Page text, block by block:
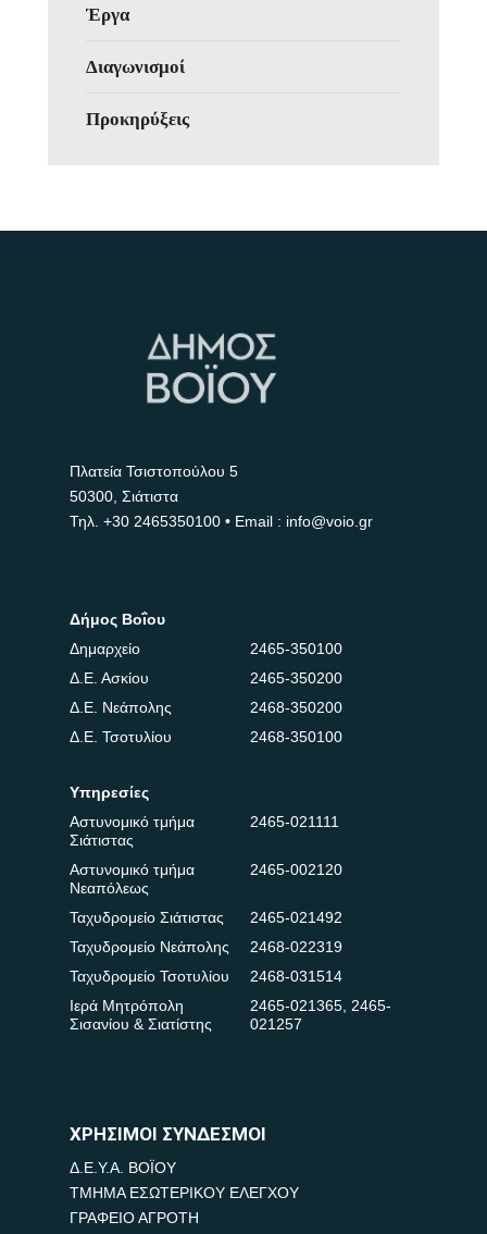
Έργα
Διαγωνισμοί
Προκηρύξεις
Πλατεία Τσιστοπούλου 5
50300, Σιάτιστα
Τηλ. +30 2465350100 • Email : info@voio.gr
Δήμος Βοΐου
Δημαρχείο
2465-350100
Δ.Ε. Ασκίου
2465-350200
Δ.Ε. Νεάπολης
2468-350200
Δ.Ε. Τσοτυλίου
2468-350100
Υπηρεσίες
Αστυνομικό τμήμα
Σιάτιστας
2465-021111
Αστυνομικό τμήμα
Νεαπόλεως
2465-002120
Ταχυδρομείο Σιάτιστας
2465-021492
Ταχυδρομείο Νεάπολης
2468-022319
Ταχυδρομείο Τσοτυλίου
2468-031514
Ιερά Μητρόπολη
Σισανίου & Σιατίστης
2465-021365, 2465-
021257
ΧΡΗΣΙΜΟΙ ΣΥΝΔΕΣΜΟΙ
Δ.Ε.Υ.Α. ΒΟΪΟΥ
ΤΜΗΜΑ ΕΣΩΤΕΡΙΚΟΥ ΕΛΕΓΧΟΥ
ΓΡΑΦΕΙΟ ΑΓΡΟΤΗ